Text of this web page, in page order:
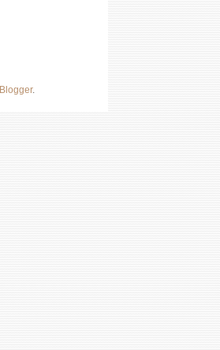
Blogger.